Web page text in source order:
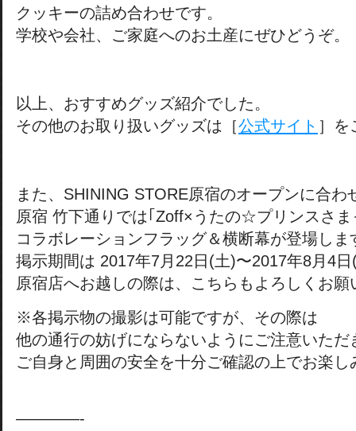
クッキーの詰め合わせです。
学校や会社、ご家庭へのお土産にぜひどうぞ。
以上、おすすめグッズ紹介でした。
その他のお取り扱いグッズは［公式サイト ］を
また、SHINING STORE原宿のオープンに合わ
原宿 竹下通りでは｢Zoff×うたの☆プリンスさま
コラボレーションフラッグ＆横断幕が登場しま
掲示期間は 2017年7月22日(土)〜2017年8月4
原宿店へお越しの際は、こちらもよろしくお願
※各掲示物の撮影は可能ですが、その際は
他の通行の妨げにならないようにご注意いただ
ご自身と周囲の安全を十分ご確認の上でお楽し
————-